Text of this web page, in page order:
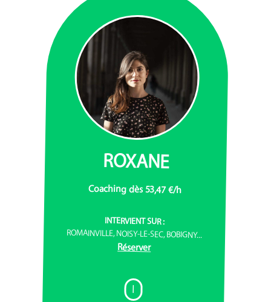
ROXANE
Coaching dès 53,47 €/h
INTERVIENT SUR :
ROMAINVILLE, NOISY-LE-SEC, BOBIGNY...
Réserver
I